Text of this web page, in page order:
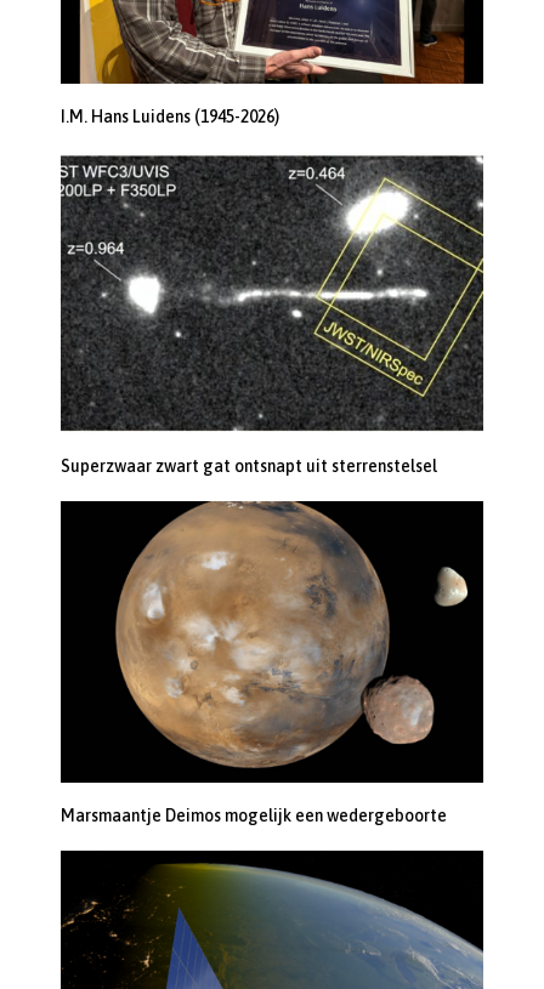
I.M. Hans Luidens (1945-2026)
Superzwaar zwart gat ontsnapt uit sterrenstelsel
Marsmaantje Deimos mogelijk een wedergeboorte